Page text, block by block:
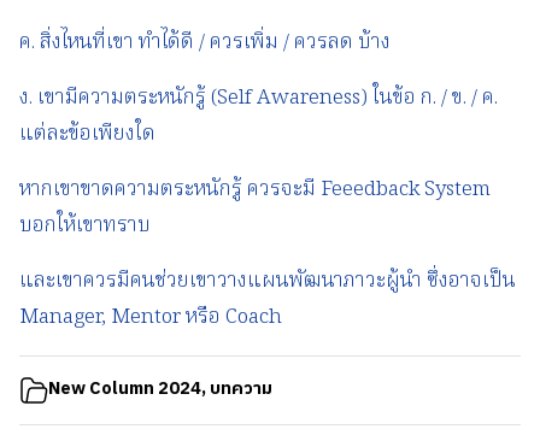
ค. สิ่งไหนที่เขา ทำได้ดี / ควรเพิ่ม / ควรลด บ้าง
ง. เขามีความตระหนักรู้ (Self Awareness) ในข้อ ก. / ข. / ค.
แต่ละข้อเพียงใด
หากเขาขาดความตระหนักรู้ ควรจะมี Feeedback System
บอกให้เขาทราบ
และเขาควรมีคนช่วยเขาวางแผนพัฒนาภาวะผู้นำ ซึ่งอาจเป็น
Manager, Mentor หรือ Coach
New Column 2024,บทความ